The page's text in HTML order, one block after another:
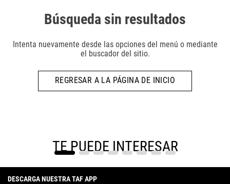
Búsqueda sin resultados
Intenta nuevamente desde las opciones del menú o mediante
el buscador del sitio.
REGRESAR A LA PÁGINA DE INICIO
TE PUEDE INTERESAR
DESCARGA NUESTRA TAF APP